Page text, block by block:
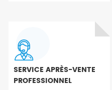
SERVICE APRÈS-VENTE
PROFESSIONNEL